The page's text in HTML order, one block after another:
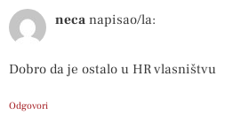
neca napisao/la:
Dobro da je ostalo u HR vlasništvu
Odgovori